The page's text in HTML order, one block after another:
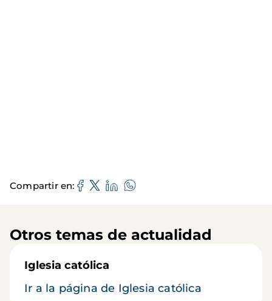
Compartir en
Otros temas de actualidad
Iglesia católica
Ir a la página de Iglesia católica